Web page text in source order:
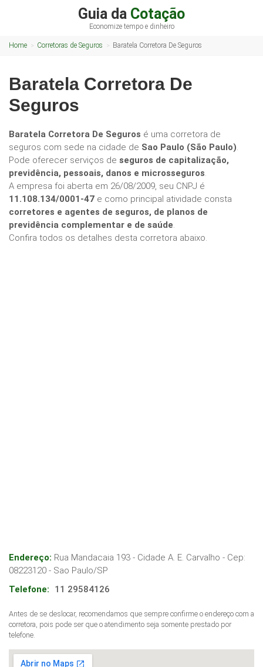
Guia da Cotação
Economize tempo e dinheiro
Home Corretoras de Seguros Baratela Corretora De Seguros
Baratela Corretora De
Seguros
Baratela Corretora De Seguros é uma corretora de
seguros com sede na cidade de Sao Paulo (São Paulo).
Pode oferecer serviços de seguros de capitalização,
previdência, pessoais, danos e microsseguros.
A empresa foi aberta em 26/08/2009, seu CNPJ é
11.108.134/0001-47 e como principal atividade consta
corretores e agentes de seguros, de planos de
previdência complementar e de saúde.
Confira todos os detalhes desta corretora abaixo.
Endereço: Rua Mandacaia 193 - Cidade A. E. Carvalho - Cep:
08223120 - Sao Paulo/SP
Telefone:
11 29584126
Antes de se deslocar, recomendamos que sempre confirme o endereço com a
corretora, pois pode ser que o atendimento seja somente prestado por
telefone.